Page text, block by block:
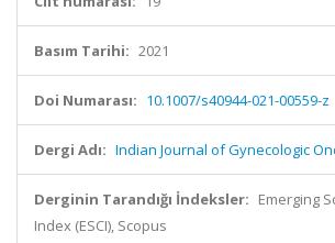
Basım Tarihi: 2021
Doi Numarası: 10.1007/s40944-021-00559-z
Dergi Adı: Indian Journal of Gynecologic
Derginin Tarandığı İndeksler: Emerging
Index (ESCI), Scopus